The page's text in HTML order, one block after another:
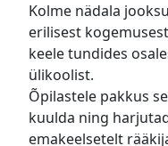
Kolme nädala
erilisest
keele tundides
ülikoolist.
Õpilastele pakkus
kuulda ning
emakeelsetelt